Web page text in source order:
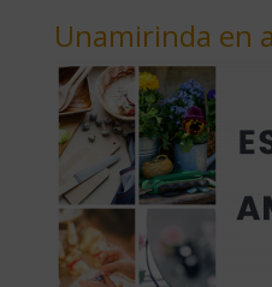
Unamirinda en